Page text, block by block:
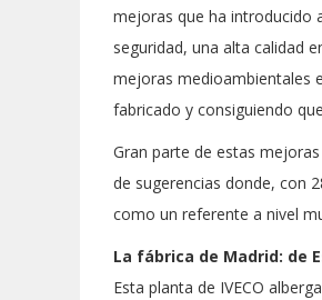
mejoras que ha introducido
seguridad, una alta calidad
mejoras medioambientales
fabricado y consiguiendo
Gran parte de estas
de sugerencias donde, con
como un referente a nivel
La fábrica de Madrid: de
Esta planta de IVECO